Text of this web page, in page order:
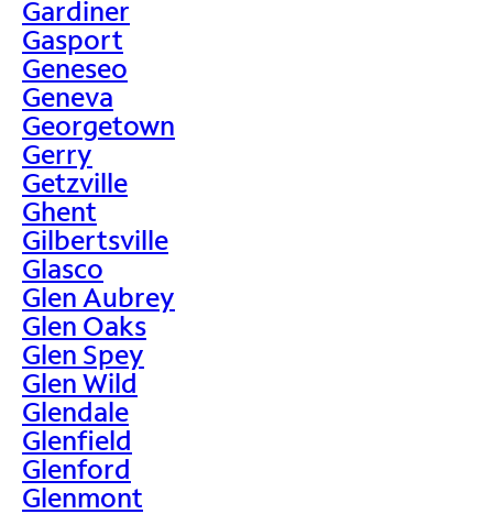
Gardiner
Gasport
Geneseo
Geneva
Georgetown
Gerry
Getzville
Ghent
Gilbertsville
Glasco
Glen Aubrey
Glen Oaks
Glen Spey
Glen Wild
Glendale
Glenfield
Glenford
Glenmont